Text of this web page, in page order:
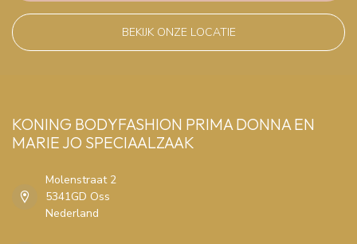
BEKIJK ONZE LOCATIE
KONING BODYFASHION PRIMA DONNA EN
MARIE JO SPECIAALZAAK
Molenstraat 2
5341GD Oss
Nederland